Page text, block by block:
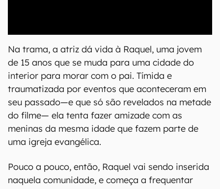
Na trama, a atriz dá vida à Raquel, uma jovem
de 15 anos que se muda para uma cidade do
interior para morar com o pai. Tímida e
traumatizada por eventos que aconteceram em
seu passado—e que só são revelados na metade
do filme— ela tenta fazer amizade com as
meninas da mesma idade que fazem parte de
uma igreja evangélica.
Pouco a pouco, então, Raquel vai sendo inserida
naquela comunidade, e começa a frequentar